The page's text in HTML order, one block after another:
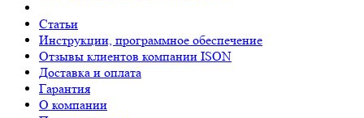
Статьи
Инструкции, программное обеспечение
Отзывы клиентов компании ISON
Доставка и оплата
Гарантия
О компании